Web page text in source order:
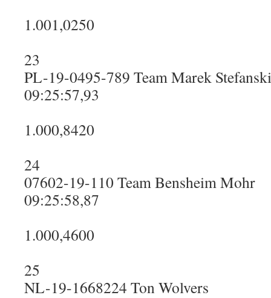
1.001,0250
23
PL-19-0495-789 Team Marek Stefanski
09:25:57,93
1.000,8420
24
07602-19-110 Team Bensheim Mohr
09:25:58,87
1.000,4600
25
NL-19-1668224 Ton Wolvers